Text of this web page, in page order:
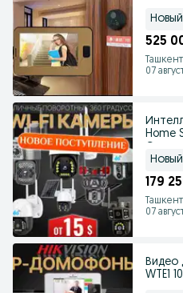
Новый
525
07
Home
Новый
179
07
Видео
WTE1